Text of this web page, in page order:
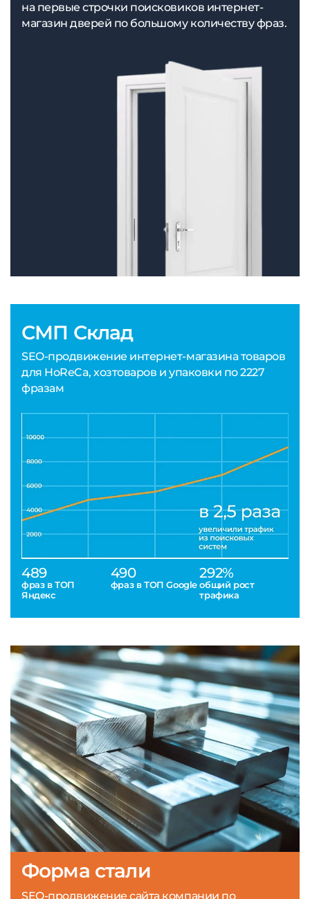
СМП Склад
SEO-продвижение интернет-магазина товаров
для HoReCa, хозтоваров и упаковки по 2227
фразам
489
фраз в ТОП
Яндекс
490
фраз в ТОП Google
292%
общий рост
трафика
на первые строчки поисковиков интернет-
магазин дверей по большому количеству фраз.
Форма стали
SEO-продвижение сайта компании по